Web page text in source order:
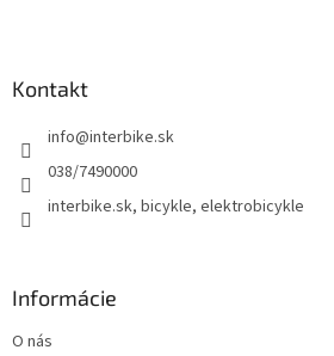
Kontakt
info@interbike.sk
038/7490000
interbike.sk, bicykle, elektrobicykle
Informácie
O nás